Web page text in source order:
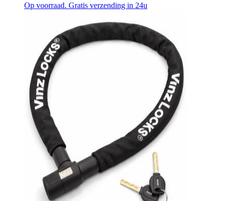
Op voorraad. Gratis verzending in 24u